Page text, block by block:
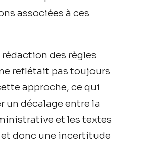
associées à ces
des règles
reflétait pas toujours
approche, ce qui
un décalage entre la
et les textes
donc une incertitude